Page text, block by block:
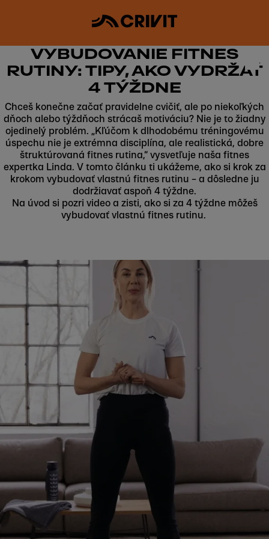
VYBUDOVANIE FITNES
RUTINY: TIPY, AKO VYDRŽAŤ
4 TÝŽDNE
Chceš konečne začať pravidelne cvičiť, ale po niekoľkých
dňoch alebo týždňoch strácaš motiváciu? Nie je to žiadny
ojedinelý problém. „Kľúčom k dlhodobému tréningovému
úspechu nie je extrémna disciplína, ale realistická, dobre
štruktúrovaná fitnes rutina,“ vysvetľuje naša fitnes
expertka Linda. V tomto článku ti ukážeme, ako si krok za
krokom vybudovať vlastnú fitnes rutinu – a dôsledne ju
dodržiavať aspoň 4 týždne.
Na úvod si pozri video a zisti, ako si za 4 týždne môžeš
vybudovať vlastnú fitnes rutinu.